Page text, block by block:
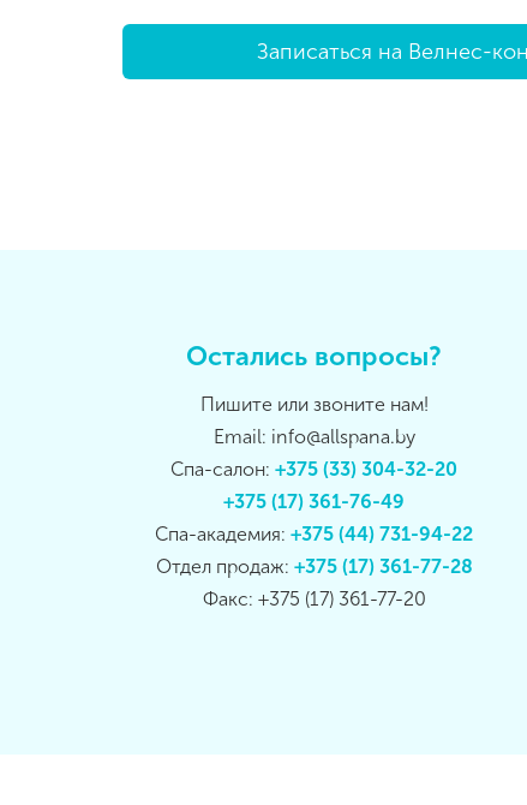
Записаться на Велнес-
Остались вопросы?
Пишите или звоните нам!
Email: info@allspana.by
Спа-салон:+375 (33) 304-32-20
+375 (17) 361-76-49
Спа-академия:+375 (44) 731-94-22
Отдел продаж: +375 (17) 361-77-28
Факс: +375 (17) 361-77-20